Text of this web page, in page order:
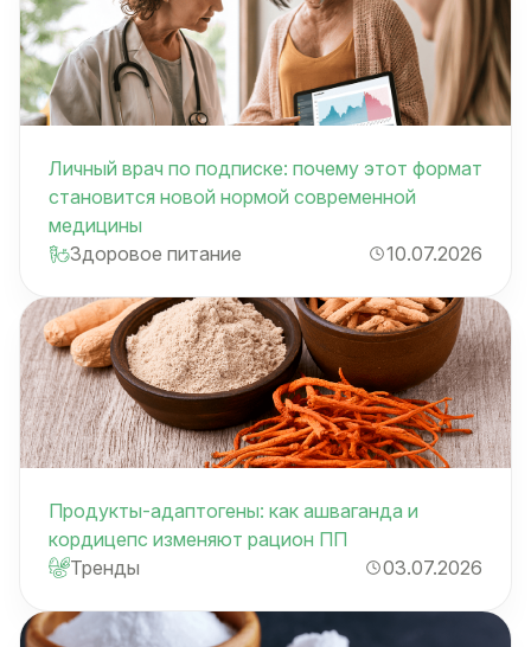
Личный врач по подписке: почему этот формат
становится новой нормой современной
медицины
Здоровое питание
10.07.2026
Продукты-адаптогены: как ашваганда и
кордицепс изменяют рацион ПП
Тренды
03.07.2026